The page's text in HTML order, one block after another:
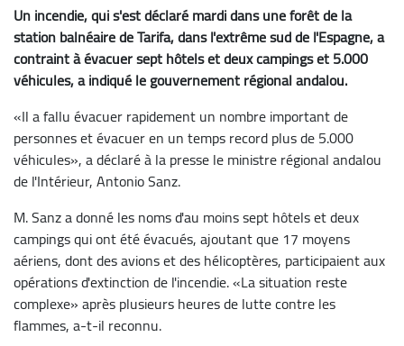
Un incendie, qui s'est déclaré mardi dans une forêt de la
station balnéaire de Tarifa, dans l'extrême sud de l'Espagne, a
contraint à évacuer sept hôtels et deux campings et 5.000
véhicules, a indiqué le gouvernement régional andalou.
«Il a fallu évacuer rapidement un nombre important de
personnes et évacuer en un temps record plus de 5.000
véhicules», a déclaré à la presse le ministre régional andalou
de l'Intérieur, Antonio Sanz.
M. Sanz a donné les noms d'au moins sept hôtels et deux
campings qui ont été évacués, ajoutant que 17 moyens
aériens, dont des avions et des hélicoptères, participaient aux
opérations d'extinction de l'incendie. «La situation reste
complexe» après plusieurs heures de lutte contre les
flammes, a-t-il reconnu.